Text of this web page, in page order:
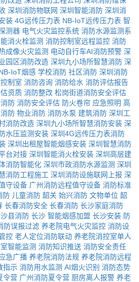
深圳消防物联网 深圳智能消防 深圳消
装 4G远传压力表 NB-IoT远传压力表 智
测器 电气火灾监控系统 消防水源监测系
消火栓监测 消防控制室远程监控 消防
成像火灾监测 电动自行车AI消防预警 深
园区消防改造 深圳九小场所智慧消防 深
IoT烟感 学校消防 社区消防 深圳消防
制室 消防咨询 消防给水 消防评估报告
资质 消防整改 松岗街道消防安全评估
防 消防安全评估 防火卷帘 应急照明 高
防 物业消防 消防水泵 建筑消防 深圳工
消防改造 深圳九小场所智慧消防安装 深
水压监测安装 深圳4G远传压力表消防
深圳出租屋智能烟感安装 深圳智慧消防
台对接 深圳智能消火栓安装 深圳高层建
消防智能化 深圳市政消防水源监测 深圳
消防工程施工 深圳消防设施联网上报 深
守设备 广州消防远程值守设备 消防标准
防 儿童消防 韶关 始兴消防 文物单位 韶
长春消防安全 长春消防 长沙家庭消防
县消防 长沙 智能烟感加盟 长沙安装 防
防误报过滤 养老院电气火灾监控 消防设
控 老人定位消防联动 养老院消控室单人
智能监测 消防知识推送 消防安全责任
急广播 养老院消防法规 养老院消防远程
指示 消防用水监测 AI烟火识别 消防态势
令营 广州消防夏令营 厨房离人报警 养老